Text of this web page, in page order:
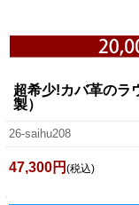
超希少!カバ革のラ
製）
26-saihu208
47,300円 (税込)